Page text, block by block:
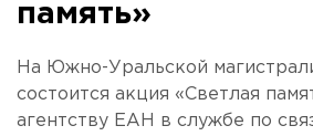
память»
На Южно-Уральской
состоится акция «Светлая
агентству ЕАН в службе по